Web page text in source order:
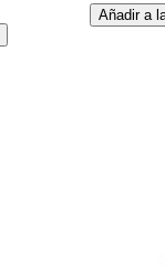
Añadir a